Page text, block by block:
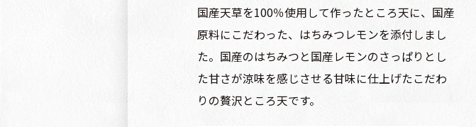
国産天草を100％使用して作ったところ天に、国産
原料にこだわった、はちみつレモンを添付しまし
た。国産のはちみつと国産レモンのさっぱりとし
た甘さが涼味を感じさせる甘味に仕上げたこだわ
りの贅沢ところ天です。